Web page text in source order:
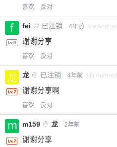
喜欢 反对
fei @ 已注销 4年前 via Android
谢谢分享
喜欢 反对
龙 @ 已注销 4年前 via Android
谢谢分享啊
喜欢 反对
m159 @ 龙 2年前
谢谢分享